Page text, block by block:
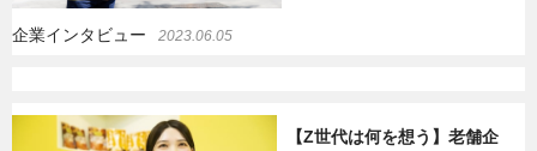
企業インタビュー 2023.06.05
【Z世代は何を想う】老舗企